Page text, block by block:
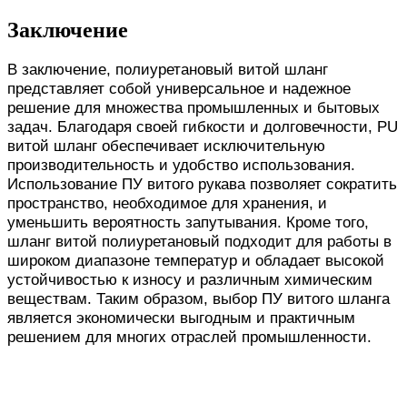
Заключение
В заключение, полиуретановый витой шланг
представляет собой универсальное и надежное
решение для множества промышленных и бытовых
задач. Благодаря своей гибкости и долговечности, PU
витой шланг обеспечивает исключительную
производительность и удобство использования.
Использование ПУ витого рукава позволяет сократить
пространство, необходимое для хранения, и
уменьшить вероятность запутывания. Кроме того,
шланг витой полиуретановый подходит для работы в
широком диапазоне температур и обладает высокой
устойчивостью к износу и различным химическим
веществам. Таким образом, выбор ПУ витого шланга
является экономически выгодным и практичным
решением для многих отраслей промышленности.